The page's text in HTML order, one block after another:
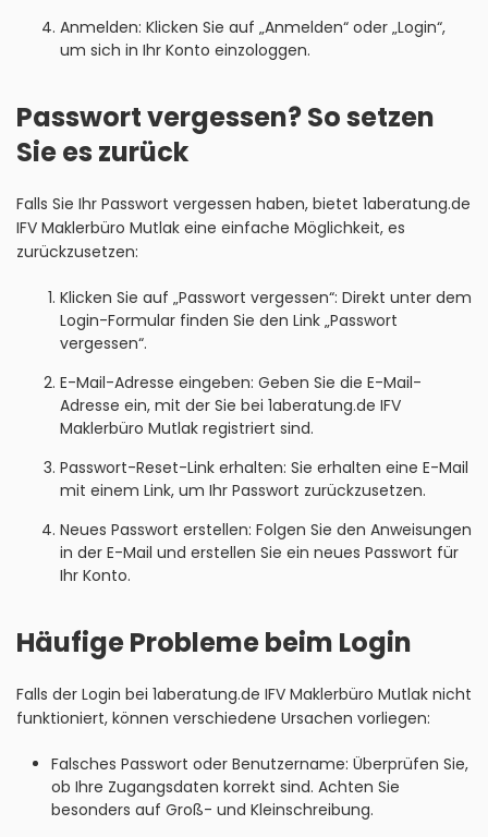
Anmelden: Klicken Sie auf „Anmelden“ oder „Login“,
um sich in Ihr Konto einzologgen.
Passwort vergessen? So setzen
Sie es zurück
Falls Sie Ihr Passwort vergessen haben, bietet 1aberatung.de
IFV Maklerbüro Mutlak eine einfache Möglichkeit, es
zurückzusetzen:
Klicken Sie auf „Passwort vergessen“: Direkt unter dem
Login-Formular finden Sie den Link „Passwort
vergessen“.
E-Mail-Adresse eingeben: Geben Sie die E-Mail-
Adresse ein, mit der Sie bei 1aberatung.de IFV
Maklerbüro Mutlak registriert sind.
Passwort-Reset-Link erhalten: Sie erhalten eine E-Mail
mit einem Link, um Ihr Passwort zurückzusetzen.
Neues Passwort erstellen: Folgen Sie den Anweisungen
in der E-Mail und erstellen Sie ein neues Passwort für
Ihr Konto.
Häufige Probleme beim Login
Falls der Login bei 1aberatung.de IFV Maklerbüro Mutlak nicht
funktioniert, können verschiedene Ursachen vorliegen:
Falsches Passwort oder Benutzername: Überprüfen Sie,
ob Ihre Zugangsdaten korrekt sind. Achten Sie
besonders auf Groß- und Kleinschreibung.